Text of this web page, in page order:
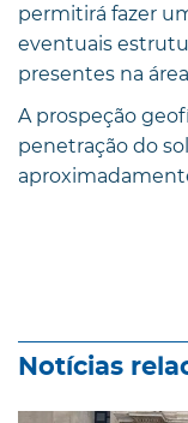
permitirá fazer
eventuais
presentes na
A prospeção
penetração do
Notícias